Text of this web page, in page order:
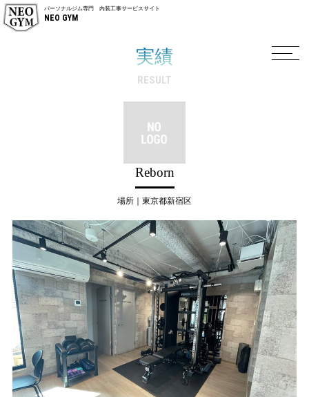
パーソナルジム専門 内装工事サービスサイト
NEO GYM
実績
RESULT
Reborn
場所｜東京都新宿区